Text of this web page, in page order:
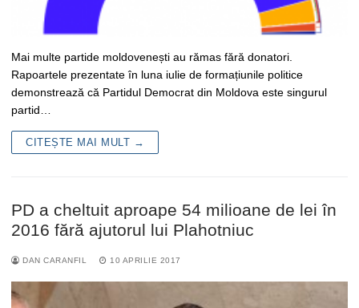
Mai multe partide moldovenești au rămas fără donatori.
Rapoartele prezentate în luna iulie de formațiunile politice
demonstrează că Partidul Democrat din Moldova este singurul
partid…
CITEȘTE MAI MULT →
PD a cheltuit aproape 54 milioane de lei în
2016 fără ajutorul lui Plahotniuc
DAN CARANFIL 10 APRILIE 2017